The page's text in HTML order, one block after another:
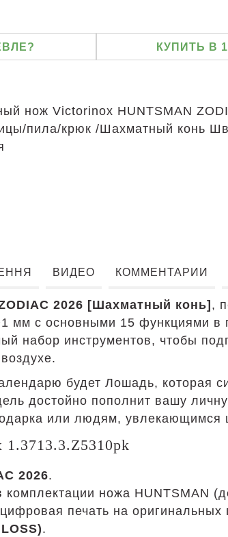
КУПИТЬ В
нож Victorinox HUNTSMAN
пила/крюк /Шахматный конь
ВИДЕО КОММЕНТАРИИ
2026 [Шахматный конь] ,
мм с основными 15 функциями в
набор инструментов, чтобы
будет Лошадь, которая
достойно пополнит вашу
или людям,
2026.
ножа HUNTSMAN
печать на оригинальных
.